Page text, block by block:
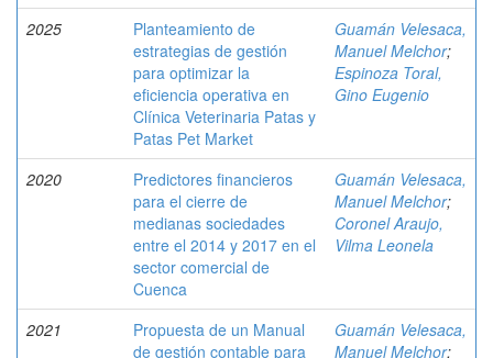
2025
Planteamiento de
estrategias de gestión
para optimizar la
eficiencia operativa en
Clínica Veterinaria Patas y
Patas Pet Market
Guamán Velesaca,
Manuel Melchor;
Espinoza Toral,
Gino Eugenio
2020
Predictores financieros
para el cierre de
medianas sociedades
entre el 2014 y 2017 en el
sector comercial de
Cuenca
Guamán Velesaca,
Manuel Melchor;
Coronel Araujo,
Vilma Leonela
2021
Propuesta de un Manual
de gestión contable para
Guamán Velesaca,
Manuel Melchor;